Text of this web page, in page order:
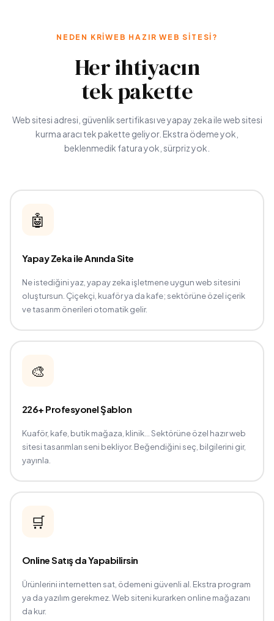
NEDEN KRIWEB HAZIR WEB SITESI?
Her ihtiyacın
tek pakette
Web sitesi adresi, güvenlik sertifikası ve yapay zeka ile web sitesi
kurma aracı tek pakette geliyor. Ekstra ödeme yok,
beklenmedik fatura yok, sürpriz yok.
🤖
Yapay Zeka ile Anında Site
Ne istediğini yaz, yapay zeka işletmene uygun web sitesini
oluştursun. Çiçekçi, kuaför ya da kafe; sektörüne özel içerik
ve tasarım önerileri otomatik gelir.
🎨
226+ Profesyonel Şablon
Kuaför, kafe, butik mağaza, klinik… Sektörüne özel hazır web
sitesi tasarımları seni bekliyor. Beğendiğini seç, bilgilerini gir,
yayınla.
🛒
Online Satış da Yapabilirsin
Ürünlerini internetten sat, ödemeni güvenli al. Ekstra program
ya da yazılım gerekmez. Web siteni kurarken online mağazanı
da kur.